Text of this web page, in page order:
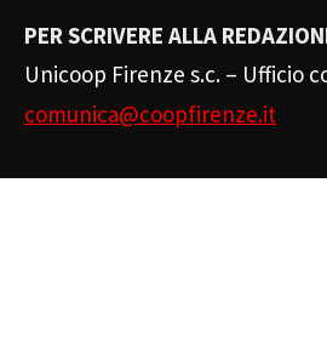
PER SCRIVERE ALLA
Unicoop Firenze s.c. – Ufficio
comunica@coopfirenze.it